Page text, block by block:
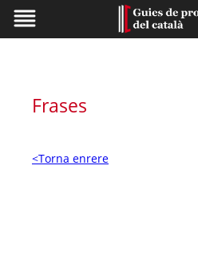
Frases
<Torna enrere